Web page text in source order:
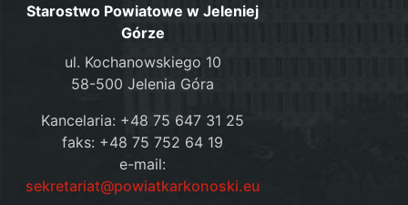
Starostwo Powiatowe w Jeleniej
Górze
ul. Kochanowskiego 10
58-500 Jelenia Góra
Kancelaria: +48 75 647 31 25
faks: +48 75 752 64 19
e-mail:
sekretariat@powiatkarkonoski.eu